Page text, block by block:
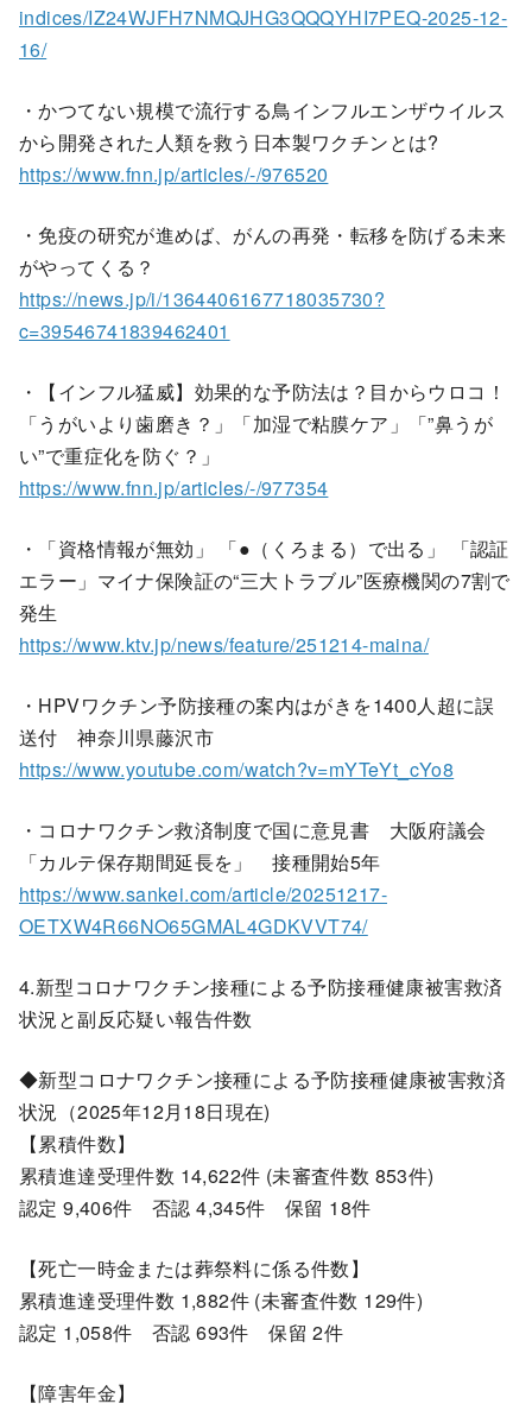
indices/IZ24WJFH7NMQJHG3QQQYHI7PEQ-2025-12-
16/
・かつてない規模で流行する鳥インフルエンザウイルス
から開発された人類を救う日本製ワクチンとは?
https://www.fnn.jp/articles/-/976520
・免疫の研究が進めば、がんの再発・転移を防げる未来
がやってくる？
https://news.jp/i/1364406167718035730?
c=39546741839462401
・【インフル猛威】効果的な予防法は？目からウロコ！
「うがいより歯磨き？」「加湿で粘膜ケア」「”鼻うが
い”で重症化を防ぐ？」
https://www.fnn.jp/articles/-/977354
・「資格情報が無効」 「●（くろまる）で出る」 「認証
エラー」マイナ保険証の“三大トラブル”医療機関の7割で
発生
https://www.ktv.jp/news/feature/251214-maina/
・HPVワクチン予防接種の案内はがきを1400人超に誤
送付 神奈川県藤沢市
https://www.youtube.com/watch?v=mYTeYt_cYo8
・コロナワクチン救済制度で国に意見書 大阪府議会
「カルテ保存期間延長を」 接種開始5年
https://www.sankei.com/article/20251217-
OETXW4R66NO65GMAL4GDKVVT74/
4.新型コロナワクチン接種による予防接種健康被害救済
状況と副反応疑い報告件数
◆新型コロナワクチン接種による予防接種健康被害救済
状況（2025年12月18日現在)
【累積件数】
累積進達受理件数 14,622件 (未審査件数 853件)
認定 9,406件 否認 4,345件 保留 18件
【死亡一時金または葬祭料に係る件数】
累積進達受理件数 1,882件 (未審査件数 129件)
認定 1,058件 否認 693件 保留 2件
【障害年金】